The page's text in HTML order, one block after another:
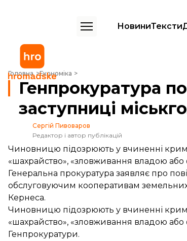
НовиниТексти
Головна Економіка
Генпрокуратура повідомила про підозру заступниці
Генпрокуратура
заступниці
Сергій Пивоваров
Редактор і автор публікацій
Чиновницю підозрюють у вчиненні
«шахрайство», «зловживання владою
Генеральна прокуратура заявляє про
обслуговуючим кооперативам земельних
Кернеса.
Чиновницю підозрюють у вчиненні
«шахрайство», «зловживання владою
Генпрокуратури.